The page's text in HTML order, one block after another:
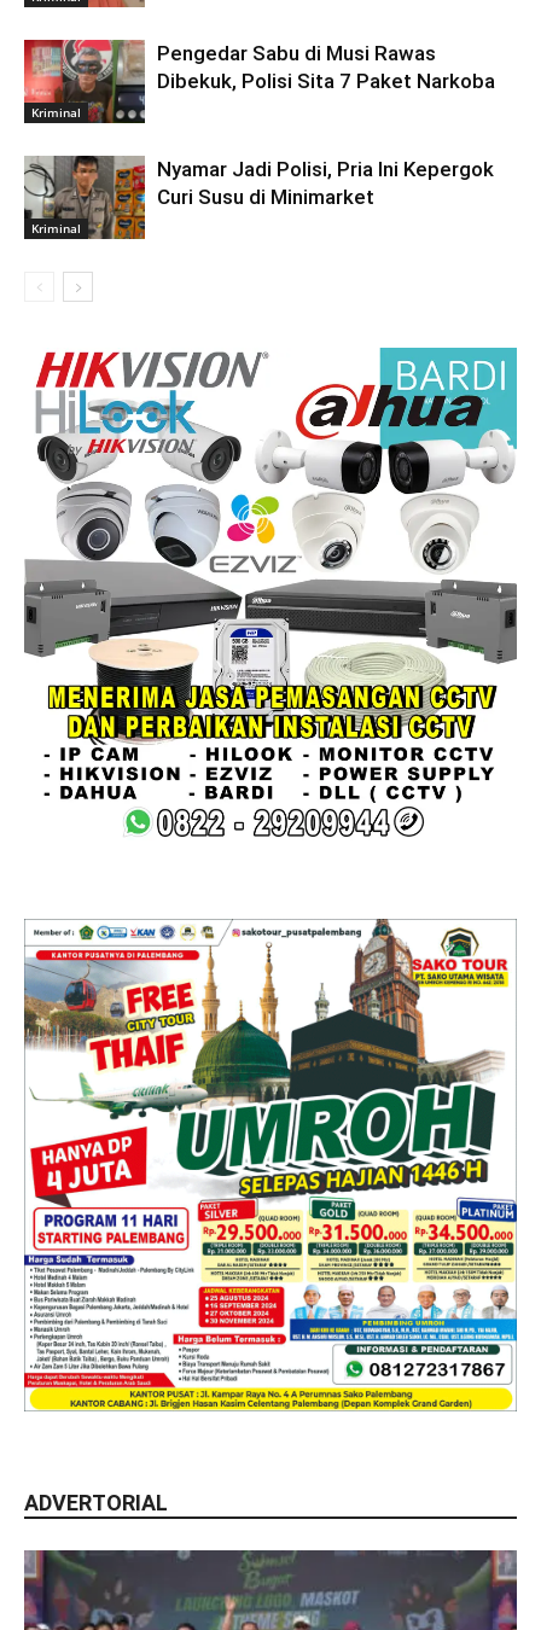
Kriminal
Pengedar Sabu di Musi Rawas
Dibekuk, Polisi Sita 7 Paket Narkoba
Kriminal
Nyamar Jadi Polisi, Pria Ini Kepergok
Curi Susu di Minimarket
ADVERTORIAL